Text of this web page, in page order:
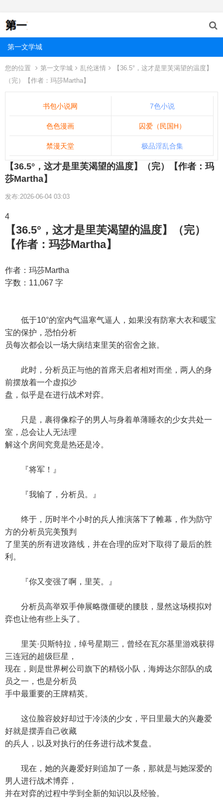
第一文学城
您的位置 第一文学城 乱伦迷情
【36.5°，这才是里芙渴望的温度】
（完）【作者：玛莎Martha】
书包小说网 7色小说
色色漫画 囚爱（民国H）
禁漫天堂 极品淫乱合集
【36.5°，这才是里芙渴望的温度】（完）【作者：玛
莎Martha】
发布:2026-06-04 03:03
4
【36.5°，这才是里芙渴望的温度】（完）
【作者：玛莎Martha】
作者：玛莎Martha
字数：11,067 字
低于10°的室内气温寒气逼人，如果没有防寒大衣和暖宝
宝的保护，恐怕分析
员每次都会以一场大病结束里芙的宿舍之旅。
此时，分析员正与他的首席天启者相对而坐，两人的身
前摆放着一个虚拟沙
盘，似乎是在进行战术对弈。
只是，裹得像粽子的男人与身着单薄睡衣的少女共处一
室，总会让人无法理
解这个房间究竟是热还是冷。
『将军！』
『我输了，分析员。』
终于，历时半个小时的兵人推演落下了帷幕，作为防守
方的分析员完美预判
了里芙的所有进攻路线，并在合理的应对下取得了最后的胜
利。
『你又变强了啊，里芙。』
分析员高举双手伸展略微僵硬的腰肢，显然这场模拟对
弈也让他有些上头了。
里芙·贝斯特拉，绰号星期三，曾经在瓦尔基里游戏获得
三连冠的超级巨星，
现在，则是世界树公司旗下的精锐小队，海姆达尔部队的成
员之一，也是分析员
手中最重要的王牌精英。
这位脸容姣好却过于冷淡的少女，平日里最大的兴趣爱
好就是摆弄自己收藏
的兵人，以及对执行的任务进行战术复盘。
现在，她的兴趣爱好则追加了一条，那就是与她深爱的
男人进行战术博弈，
并在对弈的过程中学到全新的知识以及经验。